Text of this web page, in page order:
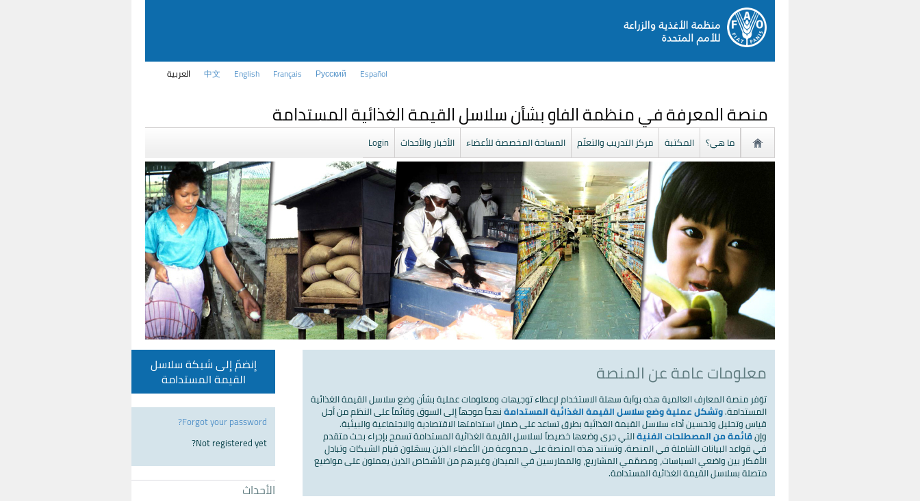
العربية 中文 English Français Русский Español
منصة المعرفة في منظمة الفاو بشأن سلاسل القيمة الغذائية المستدامة
ما هي؟ المكتبة مركز التدريب والتعلّم المساحة المخصصة للأعضاء الأخبار والأحداث Login
معلومات عامة عن المنصة
توّفر منصة المعارف العالمية هذه بواّبة سهلة الاستخدام لإعطاء توجيهات ومعلومات عملية بشأن وضع سلاسل القيمة الغذائية
المستدامة.وتشكل عملية وضع سلاسل القيمة الغذائية المستدامةنهجاً موجهاً إلى السوق وقائماً على النظم من أجل
قياس وتحليل وتحسين أداء سلاسل القيمة الغذائية بطرق تساعد على ضمان استدامتها الاقتصادية والاجتماعية والبيئية.
وإنقائمة من المصطلحات الفنيةالتي جرى وضعها خصيصاً لسلاسل القيمة الغذائية المستدامة تسمح بإجراء بحث متقدم
في قواعد البيانات الشاملة في المنصة. وتستند هذه المنصة على مجموعة من الأعضاء الذين يسهّلون قيام الشبكات وتبادل
الأفكار بين واضعي السياسات، ومصمّمي المشاريع، والممارسين في الميدان وغيرهم من الأشخاص الذين يعملون على مواضيع
متصلة بسلاسل القيمة الغذائية المستدامة.
إنضمّ إلى شبكة سلاسل
القيمة المستدامة
Forgot your password?
Not registered yet?
الأحداث